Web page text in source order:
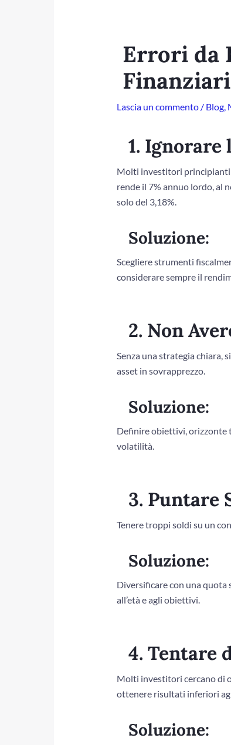
Errori da
Lascia un commento / Blog,
1. Ignorare
Molti investitori principianti
rende il 7% annuo lordo, al
solo del 3,18%.
Soluzione:
Scegliere strumenti
considerare sempre il
2. Non
Senza una strategia chiara,
asset in sovrapprezzo.
Soluzione:
Definire obiettivi, orizzonte
volatilità.
3. Puntare
Tenere troppi soldi su un
Soluzione:
Diversificare con una quota
all’età e agli obiettivi.
4. Tentare
Molti investitori cercano di
ottenere risultati inferiori
Soluzione: